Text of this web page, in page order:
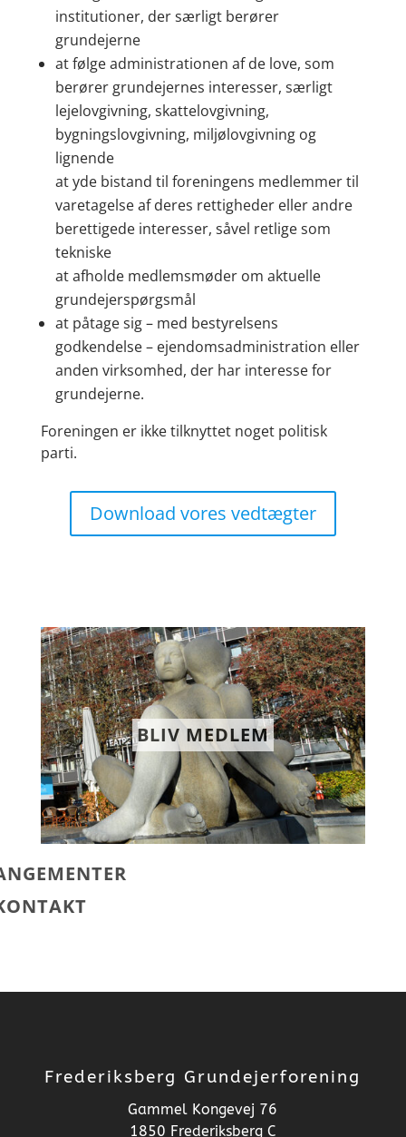
institutioner, der særligt berører
grundejerne
at følge administrationen af de love, som
berører grundejernes interesser, særligt
lejelovgivning, skattelovgivning,
bygningslovgivning, miljølovgivning og
lignende
at yde bistand til foreningens medlemmer til
varetagelse af deres rettigheder eller andre
berettigede interesser, såvel retlige som
tekniske
at afholde medlemsmøder om aktuelle
grundejerspørgsmål
at påtage sig – med bestyrelsens
godkendelse – ejendomsadministration eller
anden virksomhed, der har interesse for
grundejerne.
Foreningen er ikke tilknyttet noget politisk
parti.
Download vores vedtægter
Frederiksberg Grundejerforening
Gammel Kongevej 76
1850 Frederiksberg C